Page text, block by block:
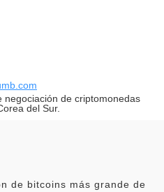
negociación de criptomonedas
del Sur.
de bitcoins más grande de